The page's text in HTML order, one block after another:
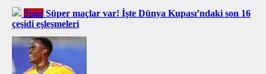
Spor Süper maçlar var! İşte Dünya Kupası’ndaki son 16
çeşidi eşleşmeleri